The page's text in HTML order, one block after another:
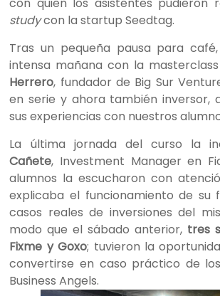
con quien los asistentes pudieron
studycon la startup Seedtag.
Tras un pequeña pausa para
intensa mañana con la
Herrero, fundador de Big Sur
en serie y ahora también inversor,
sus experiencias con nuestros
La última jornada del curso la
Cañete, Investment Manager en
alumnos la escucharon con
explicaba el funcionamiento de su
casos reales de inversiones del
modo que el sábado anterior, tres
Fixme y Goxo; tuvieron la
convertirse en caso práctico de
Business Angels.